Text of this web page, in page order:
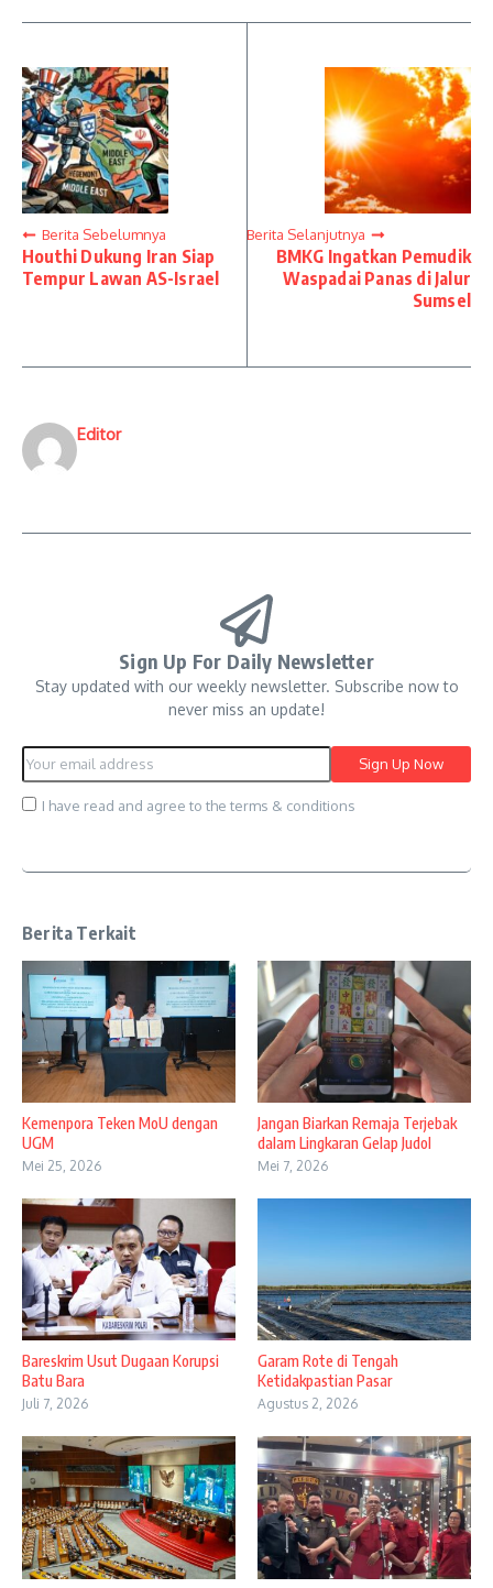
Berita Sebelumnya
Houthi Dukung Iran Siap
Tempur Lawan AS-Israel
Berita Selanjutnya
BMKG Ingatkan Pemudik
Waspadai Panas di Jalur
Sumsel
Editor
Sign Up For Daily Newsletter
Stay updated with our weekly newsletter. Subscribe now to
never miss an update!
I have read and agree to the terms & conditions
Berita Terkait
Kemenpora Teken MoU dengan
UGM
Mei 25, 2026
Jangan Biarkan Remaja Terjebak
dalam Lingkaran Gelap Judol
Mei 7, 2026
Bareskrim Usut Dugaan Korupsi
Batu Bara
Juli 7, 2026
Garam Rote di Tengah
Ketidakpastian Pasar
Agustus 2, 2026